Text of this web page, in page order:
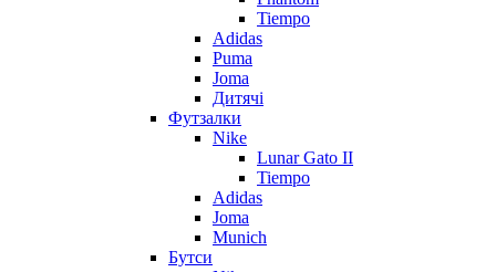
Tiempo
Adidas
Puma
Joma
Дитячі
Футзалки
Nike
Lunar Gato II
Tiempo
Adidas
Joma
Munich
Бутси